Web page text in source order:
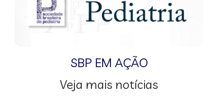
SBP EM AÇÃO
Veja mais notícias